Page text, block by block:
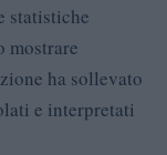
statistiche
mostrare
ha sollevato
e interpretati